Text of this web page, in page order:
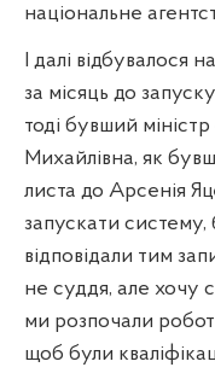
національне
І далі відбувалося
за місяць до
тоді бувший міністр
Михайлівна, як
листа до Арсенія
запускати систему,
відповідали тим
не суддя, але хочу
ми розпочали
щоб були